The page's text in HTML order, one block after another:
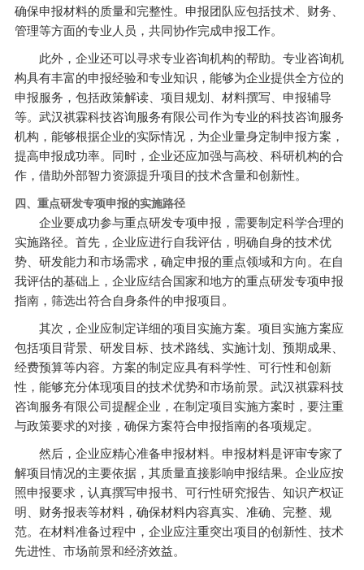
确保申报材料的质量和完整性。申报团队应包括技术、财务、
管理等方面的专业人员，共同协作完成申报工作。
此外，企业还可以寻求专业咨询机构的帮助。专业咨询机
构具有丰富的申报经验和专业知识，能够为企业提供全方位的
申报服务，包括政策解读、项目规划、材料撰写、申报辅导
等。武汉祺霖科技咨询服务有限公司作为专业的科技咨询服务
机构，能够根据企业的实际情况，为企业量身定制申报方案，
提高申报成功率。同时，企业还应加强与高校、科研机构的合
作，借助外部智力资源提升项目的技术含量和创新性。
四、重点研发专项申报的实施路径
企业要成功参与重点研发专项申报，需要制定科学合理的
实施路径。首先，企业应进行自我评估，明确自身的技术优
势、研发能力和市场需求，确定申报的重点领域和方向。在自
我评估的基础上，企业应结合国家和地方的重点研发专项申报
指南，筛选出符合自身条件的申报项目。
其次，企业应制定详细的项目实施方案。项目实施方案应
包括项目背景、研发目标、技术路线、实施计划、预期成果、
经费预算等内容。方案的制定应具有科学性、可行性和创新
性，能够充分体现项目的技术优势和市场前景。武汉祺霖科技
咨询服务有限公司提醒企业，在制定项目实施方案时，要注重
与政策要求的对接，确保方案符合申报指南的各项规定。
然后，企业应精心准备申报材料。申报材料是评审专家了
解项目情况的主要依据，其质量直接影响申报结果。企业应按
照申报要求，认真撰写申报书、可行性研究报告、知识产权证
明、财务报表等材料，确保材料内容真实、准确、完整、规
范。在材料准备过程中，企业应注重突出项目的创新性、技术
先进性、市场前景和经济效益。